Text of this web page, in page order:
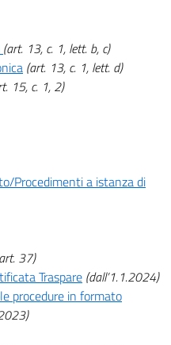
(art. 13, c. 1, lett. b, c)
(art. 13, c. 1, lett. d)
15, c. 1, 2)
Procedimenti a istanza di
37)
Traspare (dall’1.1.2024)
procedure in formato